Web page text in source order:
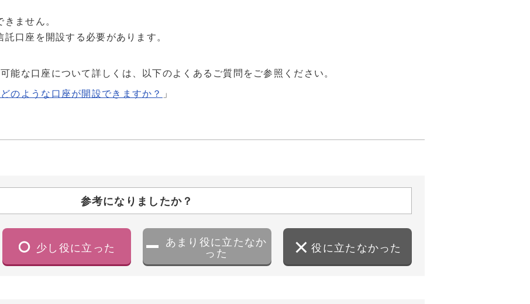
ません。
口座を開設する必要があります。
能な口座について詳しくは、以下のよくあるご質問をご参照ください。
のような口座が開設できますか？ 」
参考になりましたか？
少し役に立った
あまり役に立たなか
った
役に立たなかった